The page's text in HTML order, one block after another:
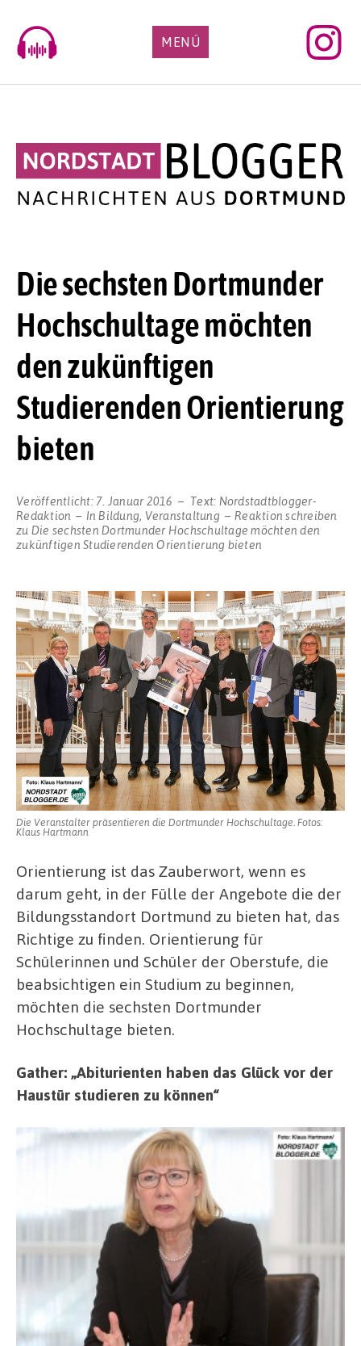
content
MENÜ
Die sechsten Dortmunder
Hochschultage möchten
den zukünftigen
Studierenden Orientierung
bieten
Veröffentlicht: 7. Januar 2016 Text: Nordstadtblogger-
Redaktion
In Bildung, Veranstaltung
Reaktion schreiben
zu Die sechsten Dortmunder Hochschultage möchten den
zukünftigen Studierenden Orientierung bieten
Die Veranstalter präsentieren die Dortmunder Hochschultage. Fotos:
Klaus Hartmann
Orientierung ist das Zauberwort, wenn es
darum geht, in der Fülle der Angebote die der
Bildungsstandort Dortmund zu bieten hat, das
Richtige zu finden. Orientierung für
Schülerinnen und Schüler der Oberstufe, die
beabsichtigen ein Studium zu beginnen,
möchten die sechsten Dortmunder
Hochschultage bieten.
Gather: „Abiturienten haben das Glück vor der
Haustür studieren zu können“